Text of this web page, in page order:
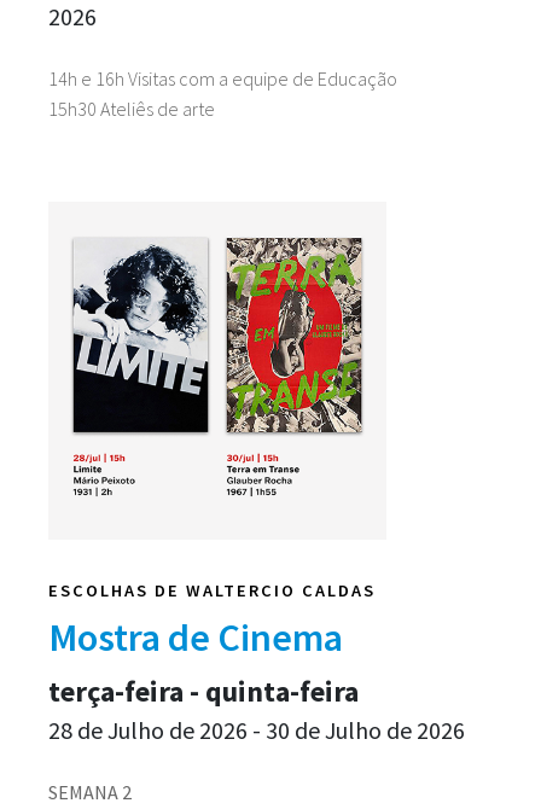
14h e 16h Visitas com a equipe de Educação
15h30 Ateliês de arte
2026
ESCOLHAS DE WALTERCIO CALDAS
Mostra de Cinema
SEMANA 2
terça-feira - quinta-feira
28 de Julho de 2026 - 30 de Julho de 2026